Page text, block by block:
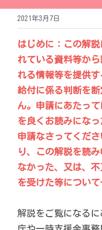
2021年3月7日
はじめに：この解
れている資料等か
れる情報等を提供す
給付に係る判断を
ん。申請にあたっ
を良くお読みにな
申請なさってくだ
り、この解説を読
なかった、又は、
を受けた等について
解説をご覧になる